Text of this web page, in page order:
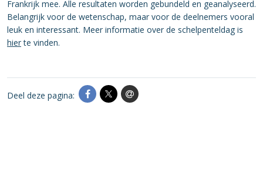
Frankrijk mee. Alle resultaten worden gebundeld en geanalyseerd.
Belangrijk voor de wetenschap, maar voor de deelnemers vooral
leuk en interessant. Meer informatie over de schelpenteldag is
hierte vinden.
Deel deze pagina: